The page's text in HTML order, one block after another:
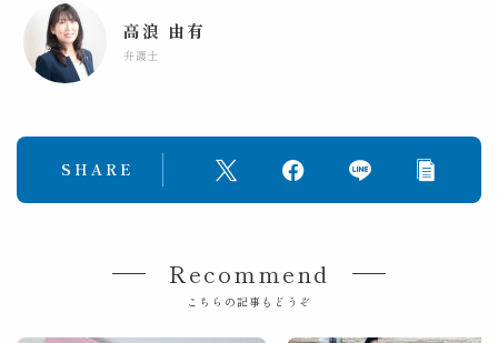
高浪 由有
弁護士
SHARE
Recommend
こちらの記事もどうぞ